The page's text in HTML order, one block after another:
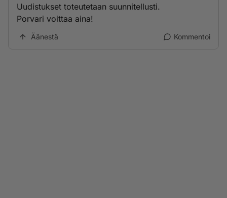
Uudistukset toteutetaan suunnitellusti.
Porvari voittaa aina!
Äänestä Kommentoi